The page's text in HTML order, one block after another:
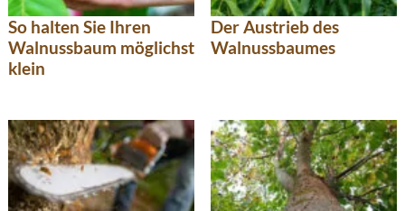
So halten Sie Ihren
Walnussbaum möglichst
klein
Der Austrieb des
Walnussbaumes